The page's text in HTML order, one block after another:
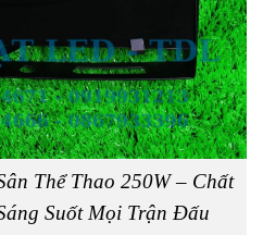
Thể Thao 250W – Chất
Suốt Mọi Trận Đấu